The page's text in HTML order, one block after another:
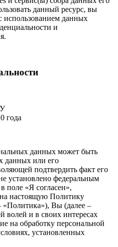
данный ресурс, вы
использованием данных
и
.
года
данных может быть
данных или его
подтвердить факт его
установлено федеральным
поле «Я согласен»,
настоящую Политику
«Политика»), Вы (далее –
волей и в своих интересах
на обработку персональной
установленных